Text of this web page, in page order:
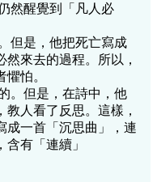
然醒覺到「凡人必
但是，他把死亡寫成
來去的過程。所以，
怕。
。但是，在詩中，他
人看了反思。這樣，
成一首「沉思曲」，連
有「連續」